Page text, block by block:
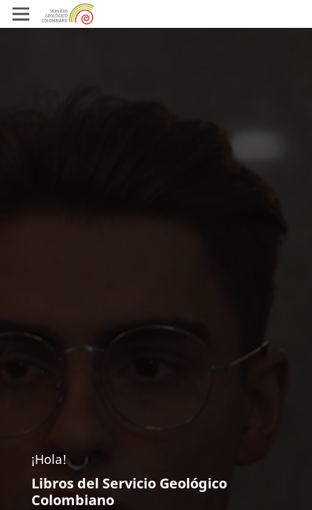
¡Hola!
Libros del Servicio Geológico
Colombiano